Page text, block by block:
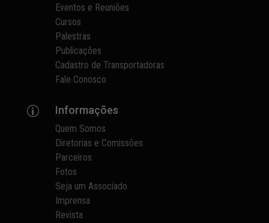
Eventos e Reuniões
Cursos
Palestras
Publicações
Cadastro de Transportadoras
Fale Conosco
p Informações
Quem Somos
Diretorias e Comissões
Parceiros
Fotos
Seja um Associado
Imprensa
Revista